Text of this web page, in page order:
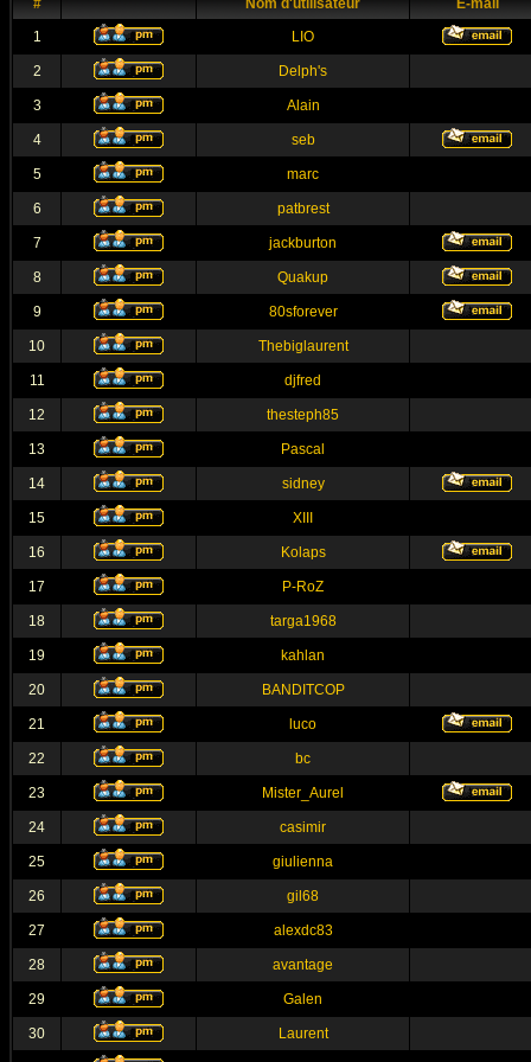
# Nom d'utilisateur
E-mail
1
LIO
2 Delph's
3 Alain
4 seb
5 marc
6 patbrest
7 jackburton
8 Quakup
9 80sforever
10 Thebiglaurent
11 djfred
12 thesteph85
13 Pascal
14 sidney
15 XIII
16 Kolaps
17 P-RoZ
18 targa1968
19 kahlan
20 BANDITCOP
21 luco
22 bc
23 Mister_Aurel
24 casimir
25 giulienna
26 gil68
27 alexdc83
28 avantage
29 Galen
30 Laurent